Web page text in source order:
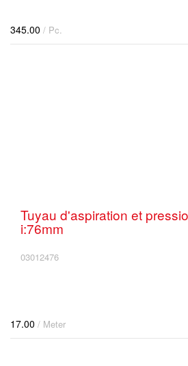
345.00 / Pc.
Tuyau d'aspiration et
i:76mm
03012476
17.00 / Meter